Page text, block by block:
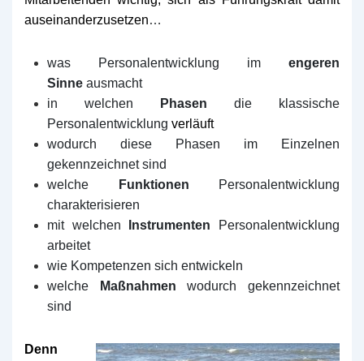
auseinanderzusetzen…
was Personalentwicklung im engeren
Sinne ausmacht
in welchen Phasen die klassische
Personalentwicklung verläuft
wodurch diese Phasen im Einzelnen
gekennzeichnet sind
welche Funktionen Personalentwicklung
charakterisieren
mit welchen Instrumenten Personalentwicklung
arbeitet
wie Kompetenzen sich entwickeln
welche Maßnahmenwodurch gekennzeichnet
sind
Denn